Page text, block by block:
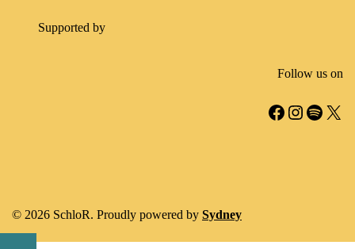
Supported by
Follow us on
Facebook
X
© 2026 SchloR. Proudly powered by Sydney